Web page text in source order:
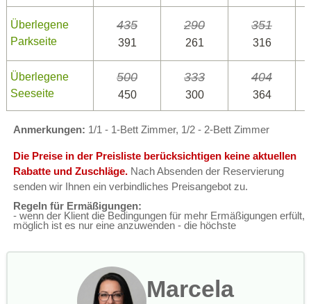
Überlegene
Parkseite
435
391
290
261
351
316
Überlegene
Seeseite
500
450
333
300
404
364
Anmerkungen: 1/1 - 1-Bett Zimmer, 1/2 - 2-Bett Zimmer
Die Preise in der Preisliste berücksichtigen keine aktuellen
Rabatte und Zuschläge. Nach Absenden der Reservierung
senden wir Ihnen ein verbindliches Preisangebot zu.
Regeln für Ermäßigungen:
- wenn der Klient die Bedingungen für mehr Ermäßigungen erfült,
möglich ist es nur eine anzuwenden - die höchste
Marcela